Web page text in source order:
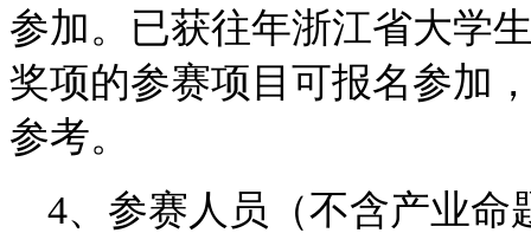
参加。已获往年浙江省大学
奖项的参赛项目可报名参加
参考。
4、参赛人员（不含产业